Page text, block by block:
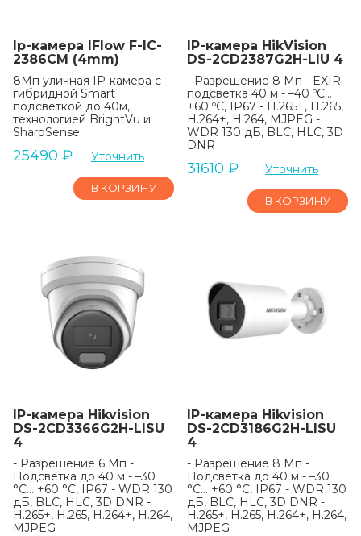
Ip-камера IFlow F-IC-
2386CM (4mm)
8Мп уличная IP-камера с
гибридной Smart
подсветкой до 40м,
технологией BrightVu и
SharpSense
25490 ₽ Уточнить
В КОРЗИНУ
IP-камера HikVision
DS-2CD2387G2H-LIU 4
- Разрешение 8 Мп - EXIR-
подсветка 40 м - –40 ºC…
+60 ºC, IP67 - H.265+, H.265,
H.264+, H.264, MJPEG -
WDR 130 дБ, BLC, HLC, 3D
DNR
31610 ₽ Уточнить
В КОРЗИНУ
IP-камера Hikvision
DS-2CD3366G2H-LISU
4
- Разрешение 6 Мп -
Подсветка до 40 м - –30
°C… +60 °C, IP67 - WDR 130
дБ, BLC, HLC, 3D DNR -
H.265+, H.265, H.264+, H.264,
MJPEG
IP-камера Hikvision
DS-2CD3186G2H-LISU
4
- Разрешение 8 Мп -
Подсветка до 40 м - –30
°C… +60 °C, IP67 - WDR 130
дБ, BLC, HLC, 3D DNR -
H.265+, H.265, H.264+, H.264,
MJPEG